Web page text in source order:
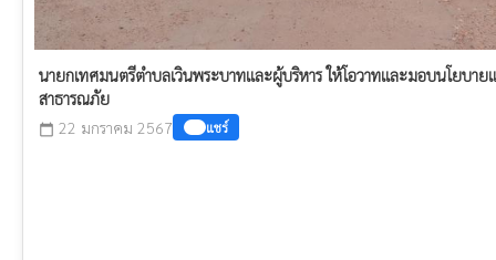
นายกเทศมนตรีตำบลเวินพระบาทและผู้บริหาร ให้โอวาทและมอบนโยบาย
สาธารณภัย
calendar_today 22 มกราคม 2567 แชร์